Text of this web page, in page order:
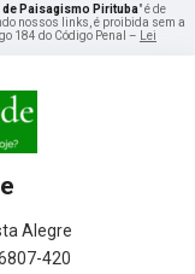
Paisagismo Pirituba" é de
nossos links, é proibida sem a
184 do Código Penal –
Lei
Alegre
420